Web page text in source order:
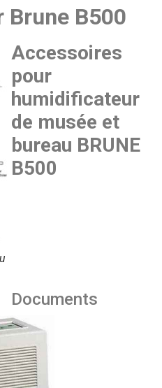
B500
Accessoires
pour
humidificateur
de musée et
bureau BRUNE
B500
Documents